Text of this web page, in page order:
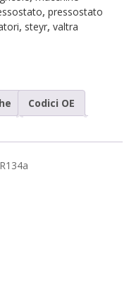
, pressostato
, steyr, valtra
Codici OE